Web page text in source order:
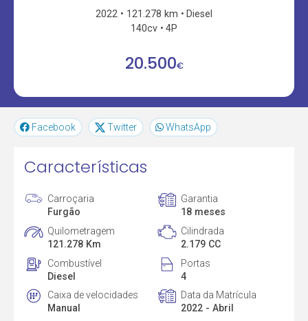
2022 121.278 km
Diesel
140cv
4P
20.500€
Facebook Twitter WhatsApp
Características
Carroçaria
Furgão
Garantia
18 meses
Quilometragem
121.278 Km
Cilindrada
2.179 CC
Combustível
Diesel
Portas
4
Caixa de velocidades
Manual
Data da Matrícula
2022 - Abril